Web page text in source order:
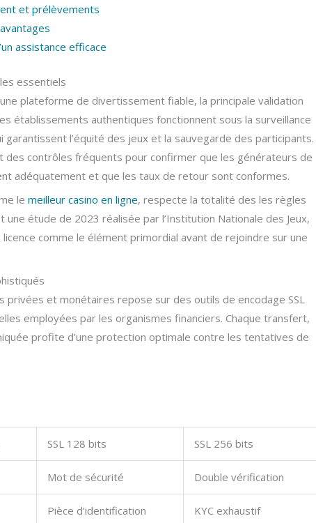
et prélèvements
assistance efficace
essentiels
plateforme de divertissement fiable, la principale validation
établissements authentiques fonctionnent sous la surveillance
garantissent l’équité des jeux et la sauvegarde des participants.
des contrôles fréquents pour confirmer que les générateurs de
adéquatement et que les taux de retour sont conformes.
lemeilleur casino en ligne, respecte la totalité des les règles
une étude de 2023 réalisée par l’Institution Nationale des Jeux,
comme le élément primordial avant de rejoindre sur une
privées et monétaires repose sur des outils de encodage SSL
employées par les organismes financiers. Chaque transfert,
profite d’une protection optimale contre les tentatives de
SSL 128 bits SSL 256 bits
Mot de sécurité Double vérification
Pièce d’identification KYC exhaustif